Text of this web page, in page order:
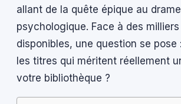
allant de la quête épique au drame
psychologique. Face à des
disponibles, une question se pose
les titres qui méritent réellement
votre bibliothèque ?